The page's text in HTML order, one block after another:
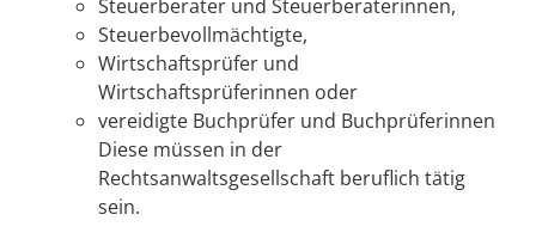
Steuerberater und Steuerberaterinnen,
Steuerbevollmächtigte,
Wirtschaftsprüfer und
Wirtschaftsprüferinnen oder
vereidigte Buchprüfer und Buchprüferinnen
Diese müssen in der
Rechtsanwaltsgesellschaft beruflich tätig
sein.